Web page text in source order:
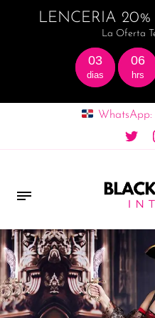
WhatsApp:
LENCERIA
La Oferta
03
dias
06
hrs